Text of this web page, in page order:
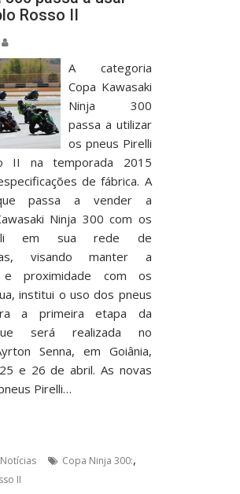
Rosso II
A categoria
Copa Kawasaki
Ninja 300
passa a utilizar
os pneus Pirelli
II na temporada 2015
de fábrica. A
passa a vender a
Ninja 300 com os
em sua rede de
visando manter a
e proximidade com os
institui o uso dos pneus
a primeira etapa da
será realizada no
Senna, em Goiânia,
e 26 de abril. As novas
Pirelli…
Notícias Copa Ninja 300:,
II